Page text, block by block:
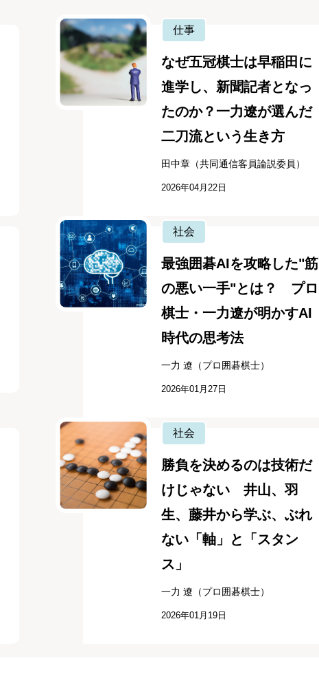
仕事
なぜ五冠棋士は早稲田に
進学し、新聞記者となっ
たのか？一力遼が選んだ
二刀流という生き方
田中章（共同通信客員論説委員）
2026年04月22日
社会
最強囲碁AIを攻略した"筋
の悪い一手"とは？ プロ
棋士・一力遼が明かすAI
時代の思考法
一力 遼（プロ囲碁棋士）
2026年01月27日
社会
勝負を決めるのは技術だ
けじゃない 井山、羽
生、藤井から学ぶ、ぶれ
ない「軸」と「スタン
ス」
一力 遼（プロ囲碁棋士）
2026年01月19日